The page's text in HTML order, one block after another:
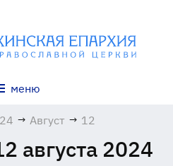
меню
→ Август → 12
августа 2024